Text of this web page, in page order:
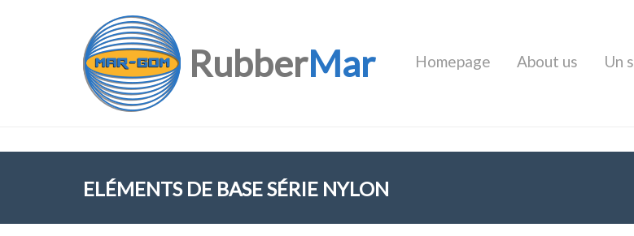
RubberMar Homepage About us Un
ELÉMENTS DE BASE SÉRIE NYLON